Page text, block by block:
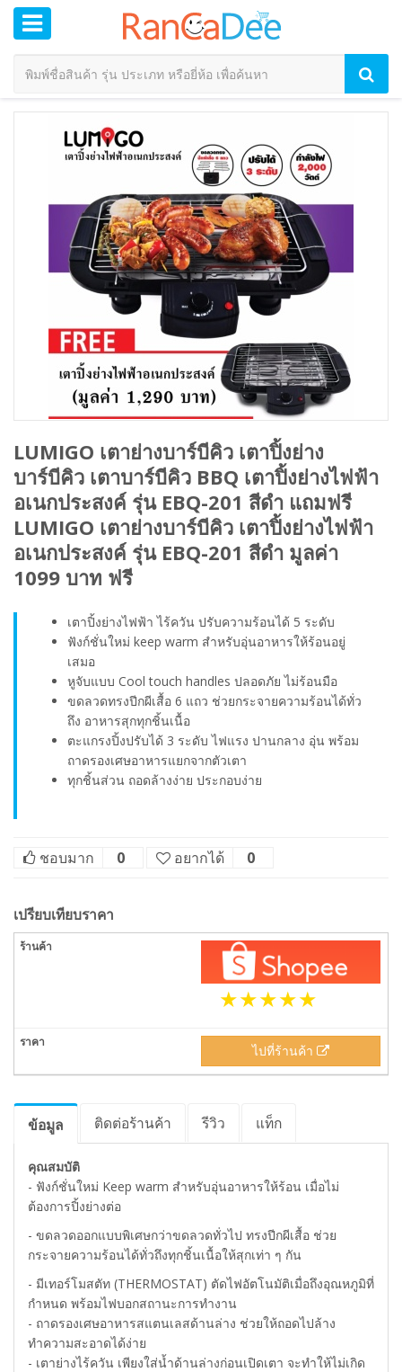
LUMIGO เตาย่างบาร์บีคิว เตาปิ้งย่าง
บาร์บีคิว เตาบาร์บีคิว BBQ เตาปิ้งย่างไฟฟ้า
อเนกประสงค์ รุ่น EBQ-201 สีดำ แถมฟรี
LUMIGO เตาย่างบาร์บีคิว เตาปิ้งย่างไฟฟ้า
อเนกประสงค์ รุ่น EBQ-201 สีดำ มูลค่า
1099 บาท ฟรี
เตาปิ้งย่างไฟฟ้า ไร้ควัน ปรับความร้อนได้ 5 ระดับ
ฟังก์ชั่นใหม่ keep warm สำหรับอุ่นอาหารให้ร้อนอยู่
เสมอ
หูจับแบบ Cool touch handles ปลอดภัย ไม่ร้อนมือ
ขดลวดทรงปีกผีเสื้อ 6 แถว ช่วยกระจายความร้อนได้ทั่ว
ถึง อาหารสุกทุกชิ้นเนื้อ
ตะแกรงปิ้งปรับได้ 3 ระดับ ไฟแรง ปานกลาง อุ่น พร้อม
ถาดรองเศษอาหารแยกจากตัวเตา
ทุกชิ้นส่วน ถอดล้างง่าย ประกอบง่าย
ชอบมาก 0 อยากได้ 0
เปรียบเทียบราคา
ไปที่ร้านค้า
ข้อมูล ติดต่อร้านค้า รีวิว แท็ก
คุณสมบัติ
- ฟังก์ชั่นใหม่ Keep warm สำหรับอุ่นอาหารให้ร้อน เมื่อไม่
ต้องการปิ้งย่างต่อ
- ขดลวดออกแบบพิเศษกว่าขดลวดทั่วไป ทรงปีกผีเสื้อ ช่วย
กระจายความร้อนได้ทั่วถึงทุกชิ้นเนื้อให้สุกเท่า ๆ กัน
- มีเทอร์โมสตัท (THERMOSTAT) ตัดไฟอัตโนมัติเมื่อถึงอุณหภูมิที่
กำหนด พร้อมไฟบอกสถานะการทำงาน
- ถาดรองเศษอาหารสแตนเลสด้านล่าง ช่วยให้ถอดไปล้าง
ทำความสะอาดได้ง่าย
- เตาย่างไร้ควัน เพียงใส่น้ำด้านล่างก่อนเปิดเตา จะทำให้ไม่เกิด